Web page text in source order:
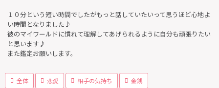
１０分という短い時間でしたがもっと話していたいって思うほど心地よ
い時間となりました♪
彼のマイワールドに慣れて理解してあげられるように自分も頑張りたい
と思います♪
また鑑定お願いします。
全体 恋愛 相手の気持ち 金銭